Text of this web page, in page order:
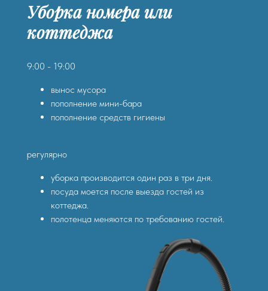
Уборка номера или
коттеджа
9:00 - 19:00
вынос мусора
пополнение мини-бара
пополнение средств гигиены
регулярно
уборка производится один раз в три дня.
посуда моется после выезда гостей из
коттеджа.
полотенца меняются по требованию гостей.
Уборка номера или
коттеджа
9:00 - 19:00
вынос мусора
пополнение мини-бара
пополнение средств гигиены
регулярно
уборка производится один раз в три дня.
посуда моется после выезда гостей из
коттеджа.
полотенца меняются по требованию гостей.